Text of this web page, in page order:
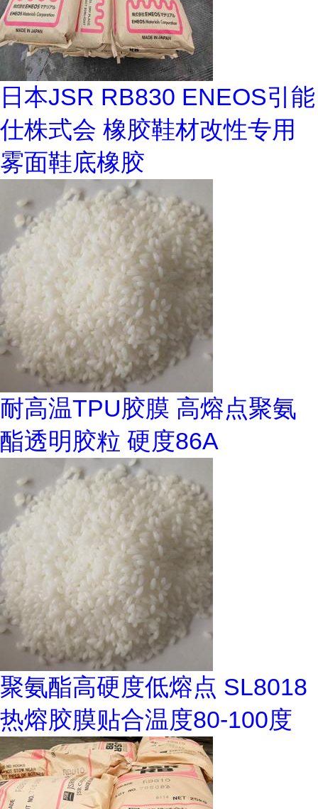
日本JSR RB830 ENEOS引能
仕株式会 橡胶鞋材改性专用
雾面鞋底橡胶
耐高温TPU胶膜 高熔点聚氨
酯透明胶粒 硬度86A
聚氨酯高硬度低熔点 SL8018
热熔胶膜贴合温度80-100度